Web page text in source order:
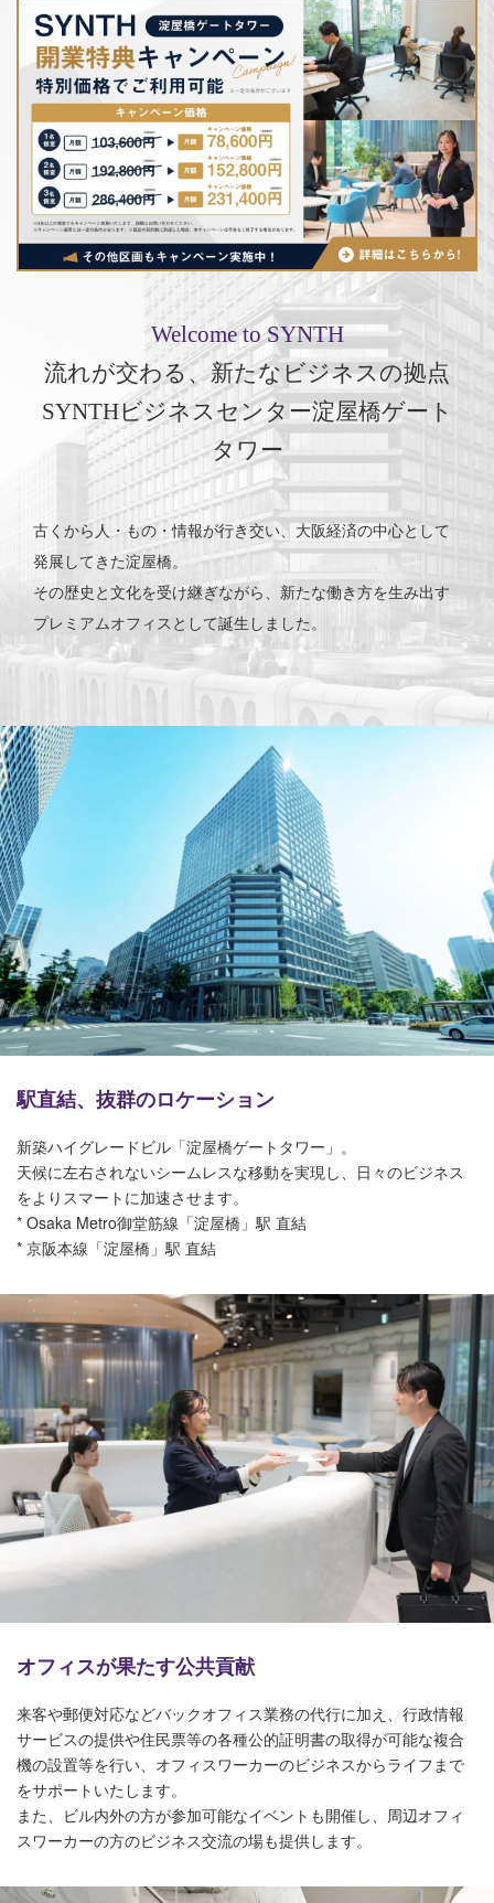
Welcome to SYNTH
流れが交わる、新たなビジネスの拠点
SYNTHビジネスセンター淀屋橋ゲート
タワー
古くから人・もの・情報が行き交い、大阪経済の中心として
発展してきた淀屋橋。
その歴史と文化を受け継ぎながら、新たな働き方を生み出す
プレミアムオフィスとして誕生しました。
駅直結、抜群のロケーション
新築ハイグレードビル「淀屋橋ゲートタワー」。
天候に左右されないシームレスな移動を実現し、日々のビジネス
をよりスマートに加速させます。
* Osaka Metro御堂筋線「淀屋橋」駅 直結
* 京阪本線「淀屋橋」駅 直結
オフィスが果たす公共貢献
来客や郵便対応などバックオフィス業務の代行に加え、行政情報
サービスの提供や住民票等の各種公的証明書の取得が可能な複合
機の設置等を行い、 オフィスワーカーのビジネスからライフまで
をサポートいたします。
また、ビル内外の方が参加可能なイベントも開催し、 周辺オフィ
スワーカーの方のビジネス交流の場も提供します。